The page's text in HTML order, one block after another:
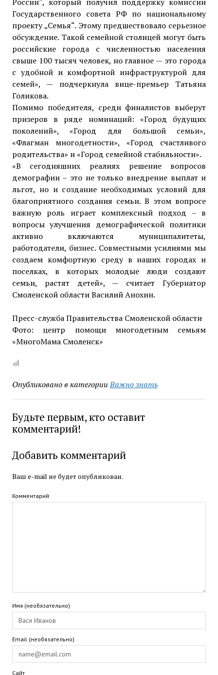
Государственного совета РФ по национальному
проекту „Семья“. Этому предшествовало серьезное
обсуждение. Такой семейной столицей могут быть
российские города с численностью населения
свыше 100 тысяч человек, но главное — это города
с удобной и комфортной инфраструктурой для
семей», — подчеркнула вице-премьер Татьяна
Голикова.
Помимо победителя, среди финалистов выберут
призеров в ряде номинаций: «Город будущих
поколений», «Город для большой семьи»,
«Флагман многодетности», «Город счастливого
родительства» и «Город семейной стабильности».
«В сегодняшних реалиях решение вопросов
демографии – это не только внедрение выплат и
льгот, но и создание необходимых условий для
благоприятного создания семьи. В этом вопросе
важную роль играет комплексный подход – в
вопросы улучшения демографической политики
активно включаются муниципалитеты,
работодатели, бизнес. Совместными усилиями мы
создаем комфортную среду в наших городах и
поселках, в которых молодые люди создают
семьи, растят детей», — считает Губернатор
Смоленской области Василий Анохин.
Пресс-служба Правительства Смоленской области
Фото: центр помощи многодетным семьям
«МногоМама Смоленск»
Опубликовано в категории Важно знать
Будьте первым, кто оставит
комментарий!
Добавить комментарий
Ваш e-mail не будет опубликован.
Комментарий
Имя (необязательно)
Email (необязательно)
Сайт